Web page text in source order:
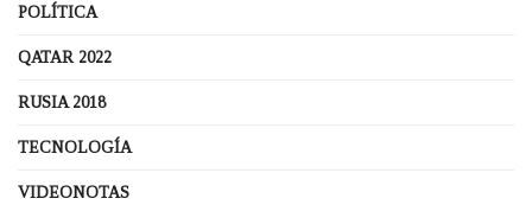
POLÍTICA
QATAR 2022
RUSIA 2018
TECNOLOGÍA
VIDEONOTAS